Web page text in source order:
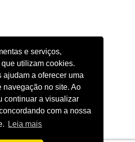
e serviços,
utilizam cookies.
ajudam a oferecer uma
navegação no site. Ao
continuar a visualizar
com a nossa
Leia mais